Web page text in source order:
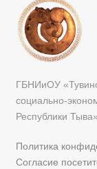
ГБНИиОУ
социально-
Республики Тыва»
Политика
Согласие